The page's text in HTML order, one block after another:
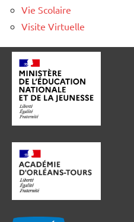
Vie Scolaire
Visite Virtuelle